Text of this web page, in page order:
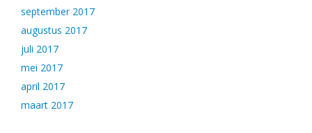
september 2017
augustus 2017
juli 2017
mei 2017
april 2017
maart 2017